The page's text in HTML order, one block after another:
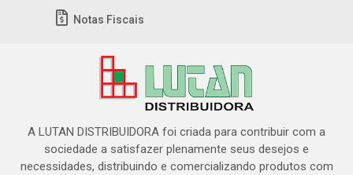
Notas Fiscais
A LUTAN DISTRIBUIDORA foi criada para contribuir com a
sociedade a satisfazer plenamente seus desejos e
necessidades, distribuindo e comercializando produtos com